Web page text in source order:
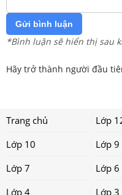
Gửi bình luận
*Bình luận sẽ hiển thị sau
Hãy trở thành người đầu
Trang chủ Lớp
Lớp 10
Lớp 9
Lớp 7
Lớp 6
Lớp 4
Lớp 3